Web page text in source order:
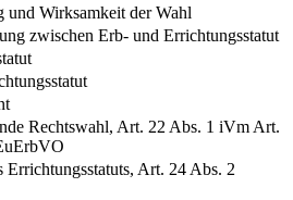
und Wirksamkeit der Wahl
zwischen Erb- und Errichtungsstatut
Rechtswahl, Art. 22 Abs. 1 iVm Art.
Errichtungsstatuts, Art. 24 Abs. 2